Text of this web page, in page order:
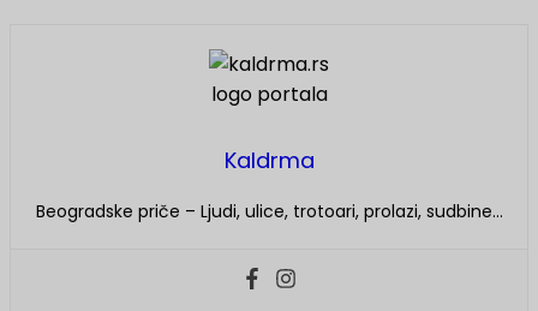
Kaldrma
Beogradske priče – Ljudi, ulice, trotoari, prolazi, sudbine…